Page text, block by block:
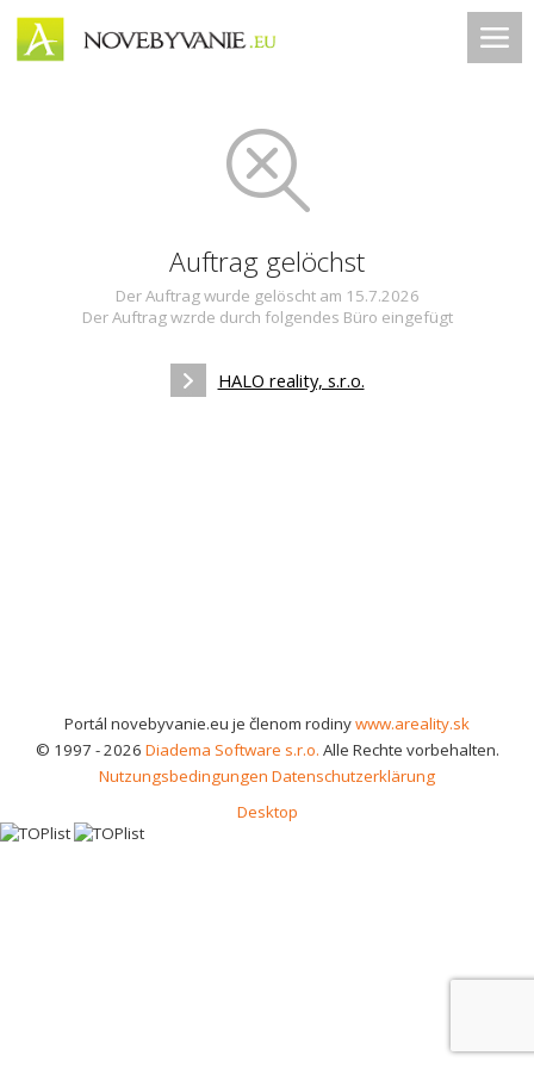
Auftrag gelöchst
Der Auftrag wurde gelöscht am 15.7.2026
Der Auftrag wzrde durch folgendes Büro eingefügt
HALO reality, s.r.o.
Portál novebyvanie.eu je členom rodinywww.areality.sk
© 1997 - 2026 Diadema Software s.r.o. Alle Rechte vorbehalten.
Nutzungsbedingungen Datenschutzerklärung
Desktop